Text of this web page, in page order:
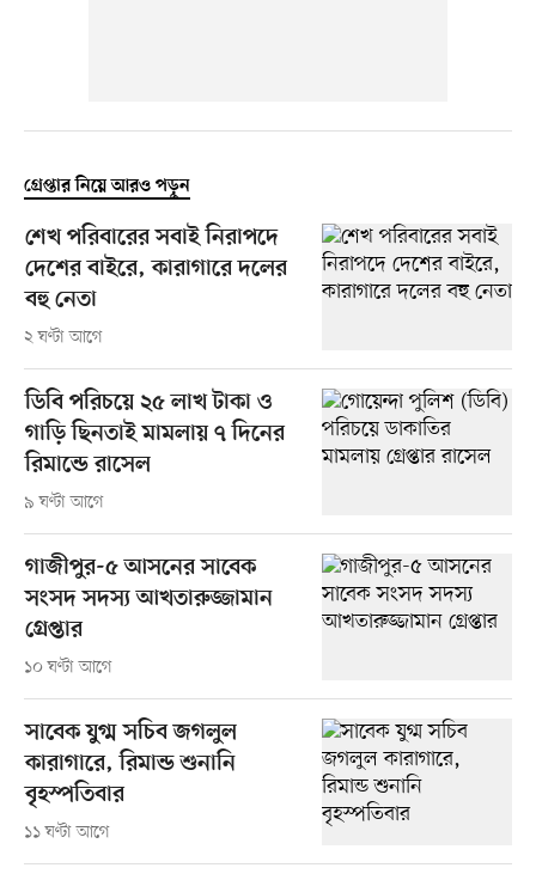
গ্রেপ্তার নিয়ে আরও পড়ুন
শেখ পরিবারের সবাই নিরাপদে
দেশের বাইরে, কারাগারে দলের
বহু নেতা
২ ঘণ্টা আগে
ডিবি পরিচয়ে ২৫ লাখ টাকা ও
গাড়ি ছিনতাই মামলায় ৭ দিনের
রিমান্ডে রাসেল
৯ ঘণ্টা আগে
গাজীপুর-৫ আসনের সাবেক
সংসদ সদস্য আখতারুজ্জামান
গ্রেপ্তার
১০ ঘণ্টা আগে
সাবেক যুগ্ম সচিব জগলুল
কারাগারে, রিমান্ড শুনানি
বৃহস্পতিবার
১১ ঘণ্টা আগে